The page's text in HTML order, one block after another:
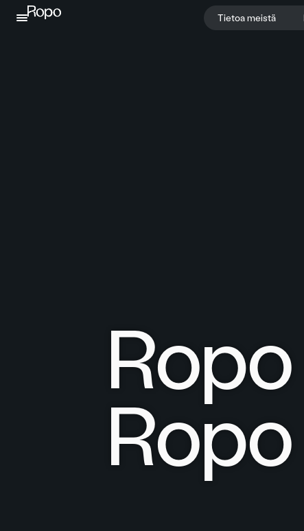
Jatka sisältöön
Tietoa meistä
Ropo